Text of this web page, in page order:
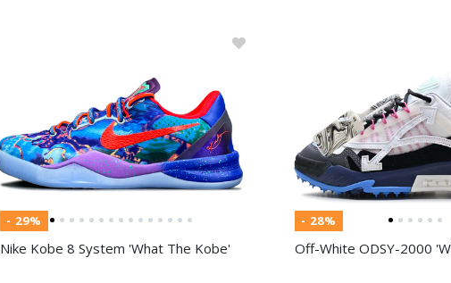
- 29%
Nike Kobe 8 System 'What The Kobe'
- 28%
Off-White ODSY-2000